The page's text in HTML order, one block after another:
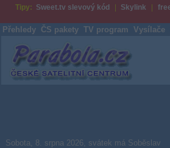
Tipy: Sweet.tv slevový kód Skylink
Přehledy ČS pakety TV program Vysílače
Parabola.cz
Sobota, 8. srpna 2026, svátek má Soběslav